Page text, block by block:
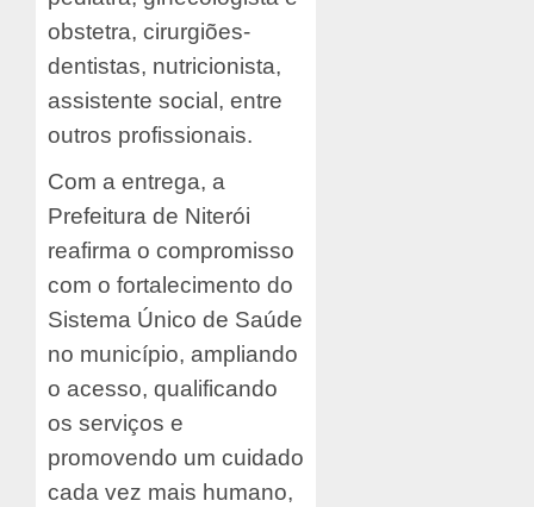
obstetra, cirurgiões-
dentistas, nutricionista,
assistente social, entre
outros profissionais.
Com a entrega, a
Prefeitura de Niterói
reafirma o compromisso
com o fortalecimento do
Sistema Único de Saúde
no município, ampliando
o acesso, qualificando
os serviços e
promovendo um cuidado
cada vez mais humano,